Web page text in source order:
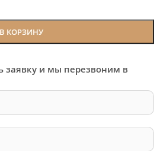
В КОРЗИНУ
и мы перезвоним в